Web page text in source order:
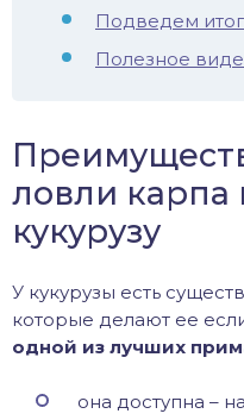
Подведем
Полезное
ловли карпа
кукурузу
У кукурузы есть
которые делают ее
одной из лучших
она доступна –